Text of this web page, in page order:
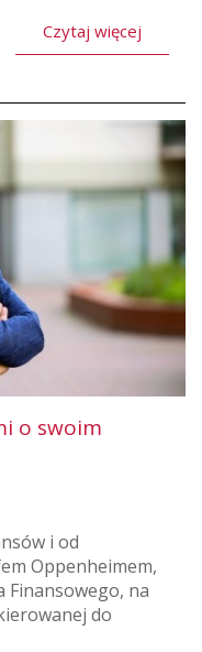
Czytaj więcej
o swoim
i od
Oppenheimem,
Finansowego, na
do